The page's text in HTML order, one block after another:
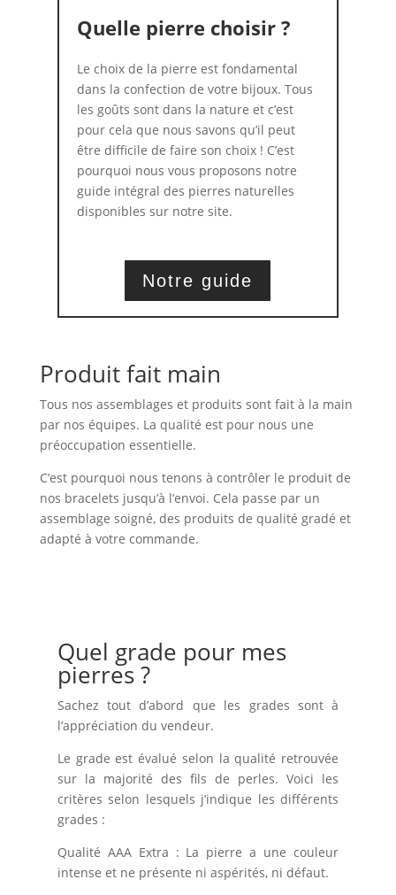
Quelle pierre choisir ?
Le choix de la pierre est fondamental
dans la confection de votre bijoux. Tous
les goûts sont dans la nature et c’est
pour cela que nous savons qu’il peut
être difficile de faire son choix ! C’est
pourquoi nous vous proposons notre
guide intégral des pierres naturelles
disponibles sur notre site.
Notre guide
Produit fait main
Tous nos assemblages et produits sont fait à la main
par nos équipes. La qualité est pour nous une
préoccupation essentielle.
C’est pourquoi nous tenons à contrôler le produit de
nos bracelets jusqu’à l’envoi. Cela passe par un
assemblage soigné, des produits de qualité gradé et
adapté à votre commande.
Quel grade pour mes
pierres ?
Sachez tout d’abord que les grades sont à
l’appréciation du vendeur.
Le grade est évalué selon la qualité retrouvée
sur la majorité des fils de perles. Voici les
critères selon lesquels j’indique les différents
grades :
Qualité AAA Extra : La pierre a une couleur
intense et ne présente ni aspérités, ni défaut.